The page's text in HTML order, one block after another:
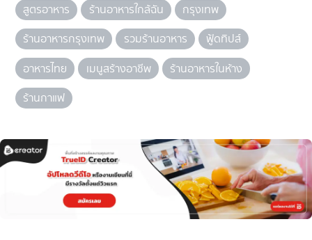
สูตรอาหาร ร้านอาหารใกล้ฉัน
กรุงเทพ
ร้านอาหารกรุงเทพ
รวมร้านอาหาร
ฟู้ดทิปส์
อาหารไทย
เมนูสร้างอาชีพ
ร้านอาหารในห้าง
ร้านกาแฟ